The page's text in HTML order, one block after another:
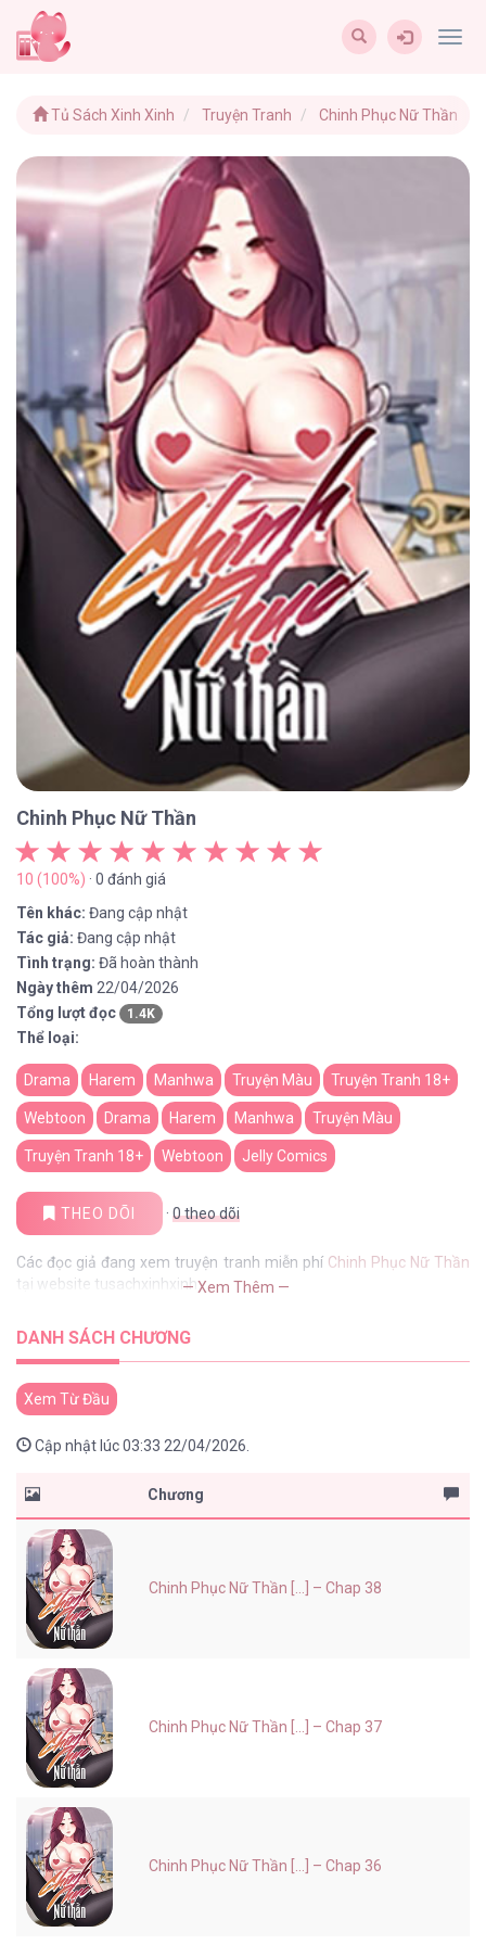
Tủ Sách Xinh Xinh Truyện Tranh Chinh Phục Nữ Thần
Chinh Phục Nữ Thần
10 (100%) · 0 đánh giá
Tên khác: Đang cập nhật
Tác giả: Đang cập nhật
Tình trạng: Đã hoàn thành
Ngày thêm 22/04/2026
Tổng lượt đọc
1.4K
Thể loại:
Drama Harem Manhwa Truyện Màu Truyện Tranh 18+
Webtoon Drama Harem Manhwa Truyện Màu
Truyện Tranh 18+ Webtoon Jelly Comics
THEO DÕI · 0theo dõi
Các đọc giả đang xem truyện tranh miễn phí Chinh Phục Nữ Thần
tại website tusachxinhxinh— Xem Thêm —
DANH SÁCH CHƯƠNG
Xem Từ Đầu
Cập nhật lúc 03:33 22/04/2026.
Chương
Chinh Phục Nữ Thần [...] – Chap 38
Chinh Phục Nữ Thần [...] – Chap 37
Chinh Phục Nữ Thần [...] – Chap 36